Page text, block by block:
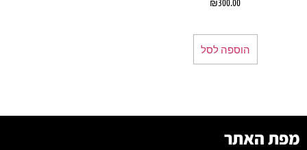
הוספה לסל
מפת האתר